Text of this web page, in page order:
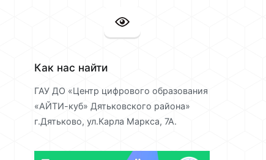
Как нас найти
ГАУ ДО «Центр цифрового образования
«АЙТИ-куб» Дятьковского района»
г.Дятьково, ул.Карла Маркса, 7А.